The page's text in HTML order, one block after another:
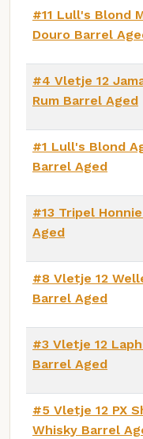
#11 Lull's Blond
Douro Barrel
#4 Vletje 12
Rum Barrel Aged
#1 Lull's Blond
Barrel Aged
#13 Tripel
Aged
#8 Vletje 12
Barrel Aged
#3 Vletje 12
Barrel Aged
#5 Vletje 12 PX
Whisky Barrel